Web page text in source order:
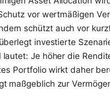
vor wertmäßigen
schützt auch vor
investierte
lautet: Je höher die
Portfolio wirkt daher
maßgeblich zur